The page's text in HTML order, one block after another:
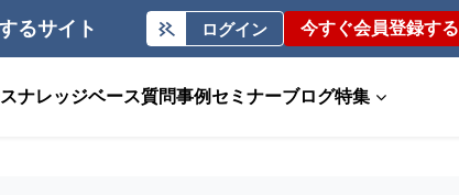
るサイト ログイン 今すぐ会員登録する
ナレッジベース質問事例 セミナーブログ特集